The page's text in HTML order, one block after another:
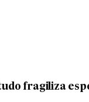
fragiliza